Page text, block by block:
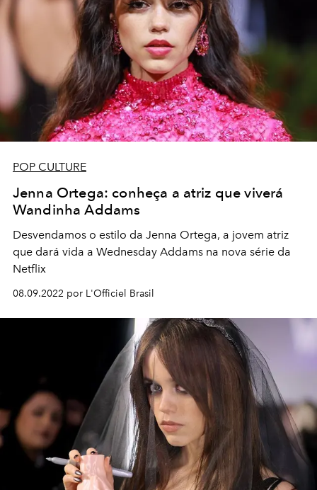
POP CULTURE
Jenna Ortega: conheça a atriz que viverá
Wandinha Addams
Desvendamos o estilo da Jenna Ortega, a jovem atriz
que dará vida a Wednesday Addams na nova série da
Netflix
08.09.2022 por L'Officiel Brasil